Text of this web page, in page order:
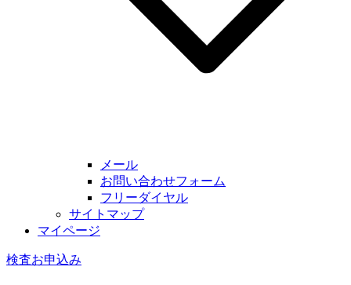
メール
お問い合わせフォーム
フリーダイヤル
サイトマップ
マイページ
検査お申込み